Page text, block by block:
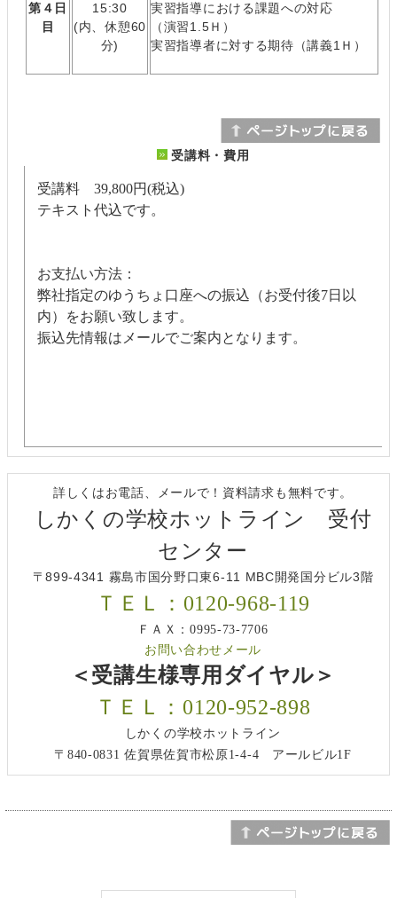
第４日
目
15:30
(内、休憩60
分)
実習指導における課題への対応
（演習1.5Ｈ）
実習指導者に対する期待（講義1Ｈ）
受講料・費用
受講料 39,800円(税込)
テキスト代込です。
お支払い方法：
弊社指定のゆうちょ口座への振込（お受付後7日以
内）をお願い致します。
振込先情報はメールでご案内となります。
詳しくはお電話、メールで！資料請求も無料です。
しかくの学校ホットライン 受付
センター
〒899-4341 霧島市国分野口東6-11 MBC開発国分ビル3階
ＴＥＬ：0120-968-119
ＦＡＸ：0995-73-7706
お問い合わせメール
＜受講生様専用ダイヤル＞
ＴＥＬ：0120-952-898
しかくの学校ホットライン
〒840-0831 佐賀県佐賀市松原1-4-4 アールビル1F